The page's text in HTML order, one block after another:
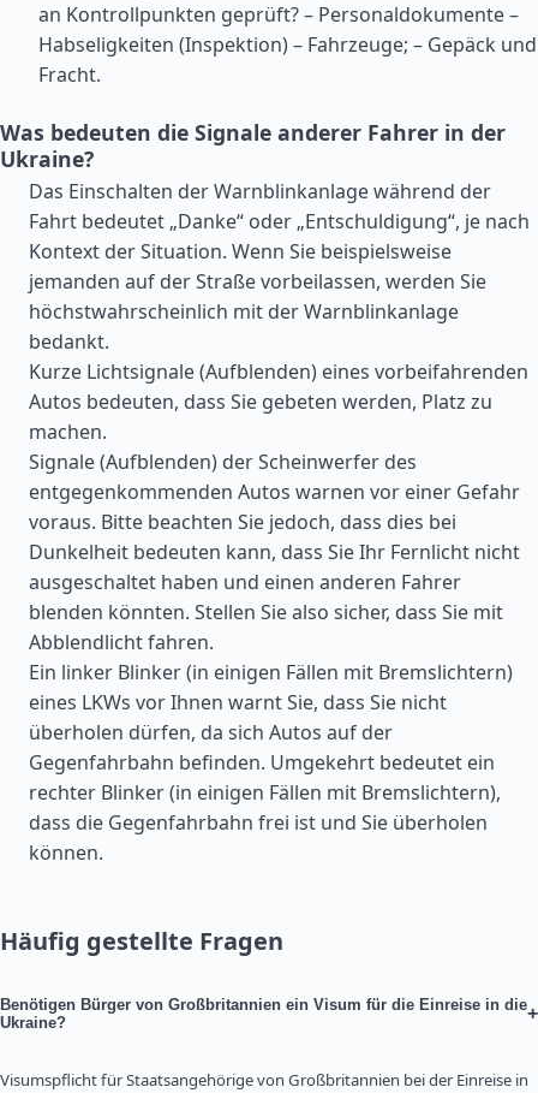
an Kontrollpunkten geprüft? – Personaldokumente –
Habseligkeiten (Inspektion) – Fahrzeuge; – Gepäck und
Fracht.
Was bedeuten die Signale anderer Fahrer in der
Ukraine?
Das Einschalten der Warnblinkanlage während der
Fahrt bedeutet „Danke“ oder „Entschuldigung“, je nach
Kontext der Situation. Wenn Sie beispielsweise
jemanden auf der Straße vorbeilassen, werden Sie
höchstwahrscheinlich mit der Warnblinkanlage
bedankt.
Kurze Lichtsignale (Aufblenden) eines vorbeifahrenden
Autos bedeuten, dass Sie gebeten werden, Platz zu
machen.
Signale (Aufblenden) der Scheinwerfer des
entgegenkommenden Autos warnen vor einer Gefahr
voraus. Bitte beachten Sie jedoch, dass dies bei
Dunkelheit bedeuten kann, dass Sie Ihr Fernlicht nicht
ausgeschaltet haben und einen anderen Fahrer
blenden könnten. Stellen Sie also sicher, dass Sie mit
Abblendlicht fahren.
Ein linker Blinker (in einigen Fällen mit Bremslichtern)
eines LKWs vor Ihnen warnt Sie, dass Sie nicht
überholen dürfen, da sich Autos auf der
Gegenfahrbahn befinden. Umgekehrt bedeutet ein
rechter Blinker (in einigen Fällen mit Bremslichtern),
dass die Gegenfahrbahn frei ist und Sie überholen
können.
Häufig gestellte Fragen
Benötigen Bürger von Großbritannien ein Visum für die Einreise in die
Ukraine?
+
Visumspflicht für Staatsangehörige von Großbritannien bei der Einreise in